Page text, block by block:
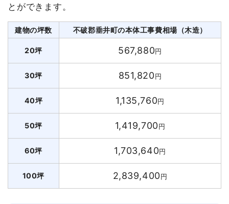
とができます。
建物の坪数 不破郡垂井町の本体工事費相場（木造）
20坪 567,880円
30坪 851,820円
40坪 1,135,760円
50坪 1,419,700円
60坪 1,703,640円
100坪 2,839,400円